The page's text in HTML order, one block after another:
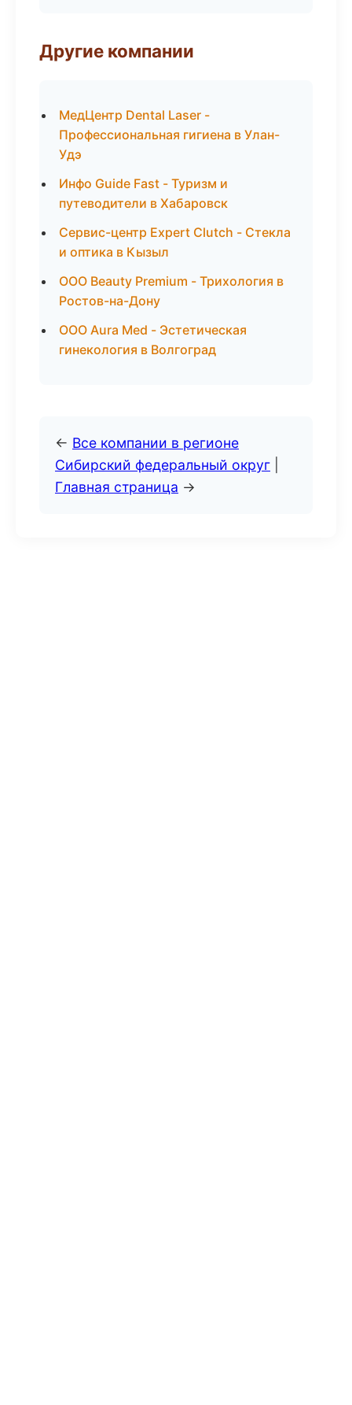
Другие компании
МедЦентр Dental Laser -
Профессиональная гигиена в Улан-
Удэ
Инфо Guide Fast - Туризм и
путеводители в Хабаровск
Сервис-центр Expert Clutch - Стекла
и оптика в Кызыл
ООО Beauty Premium - Трихология в
Ростов-на-Дону
ООО Aura Med - Эстетическая
гинекология в Волгоград
← Все компании в регионе
Сибирский федеральный округ
Главная страница →